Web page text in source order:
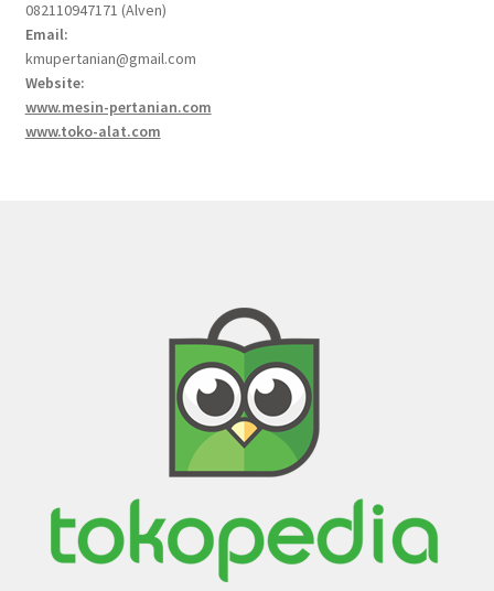
082110947171 (Alven)
Email:
kmupertanian@gmail.com
Website:
www.mesin-pertanian.com
www.toko-alat.com